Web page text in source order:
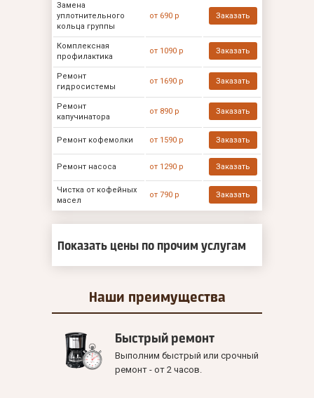
Замена
уплотнительного
кольца группы
от 690 р Заказать
Комплексная
профилактика
от 1090 р Заказать
Ремонт
гидросистемы
от 1690 р Заказать
Ремонт
капучинатора
от 890 р Заказать
Ремонт кофемолки от 1590 р Заказать
Ремонт насоса от 1290 р Заказать
Чистка от кофейных
масел
от 790 р Заказать
Показать цены по прочим услугам
Наши преимущества
Быстрый ремонт
Выполним быстрый или срочный
ремонт - от 2 часов.